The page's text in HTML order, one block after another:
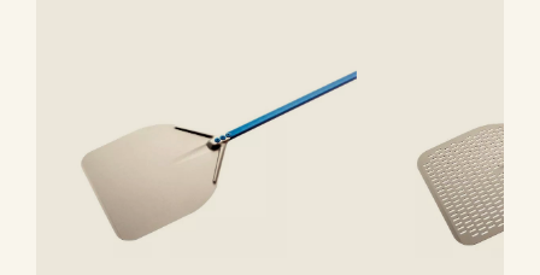
Długość
całkowita(cm)
213